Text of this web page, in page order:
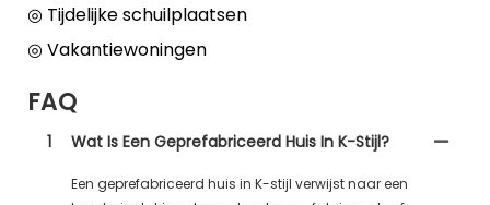
◎ Tijdelijke schuilplaatsen
◎ Vakantiewoningen
FAQ
1 Wat Is Een Geprefabriceerd Huis In K-Stijl?
Een geprefabriceerd huis in K-stijl verwijst naar een